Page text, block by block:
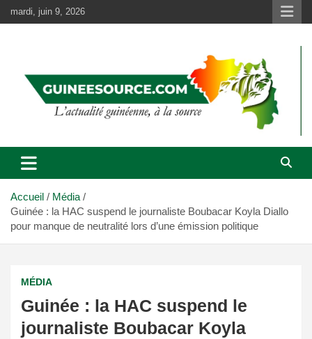
au
mardi, juin 9, 2026
Accueil
Média
Guinée : la HAC suspend le journaliste Boubacar Koyla Diallo
pour manque de neutralité lors d’une émission politique
MÉDIA
Guinée : la HAC suspend le
journaliste Boubacar Koyla